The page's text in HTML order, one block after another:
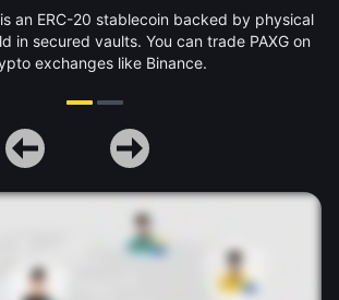
is an ERC-20 stablecoin backed by physical
in secured vaults. You can trade PAXG on
exchanges like Binance.